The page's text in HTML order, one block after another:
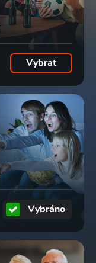
Vybrat
Vybráno